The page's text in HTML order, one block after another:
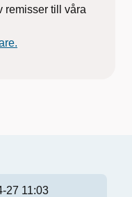
remisser till våra
27 11:03